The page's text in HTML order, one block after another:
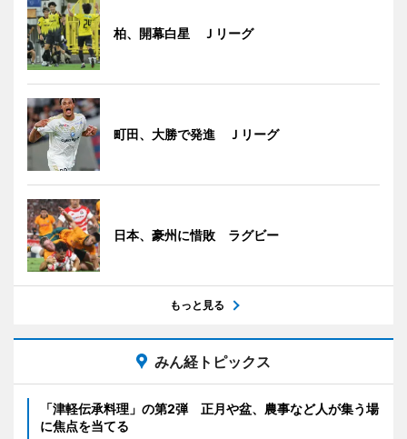
柏、開幕白星 Ｊリーグ
町田、大勝で発進 Ｊリーグ
日本、豪州に惜敗 ラグビー
もっと見る
みん経トピックス
「津軽伝承料理」の第2弾 正月や盆、農事など人が集う場
に焦点を当てる